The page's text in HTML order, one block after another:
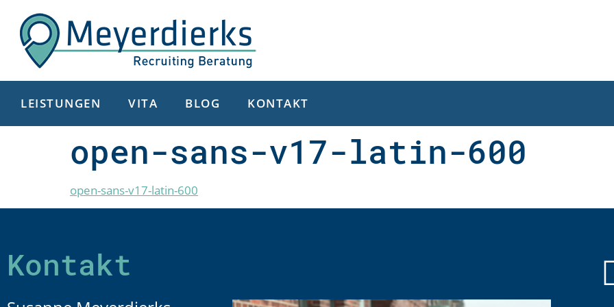
LEISTUNGEN VITA BLOG KONTAKT
open-sans-v17-latin-600
open-sans-v17-latin-600
Kontakt